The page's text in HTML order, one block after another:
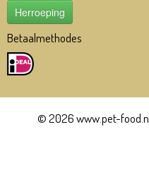
Herroeping
Betaalmethodes
© 2026 www.pet-